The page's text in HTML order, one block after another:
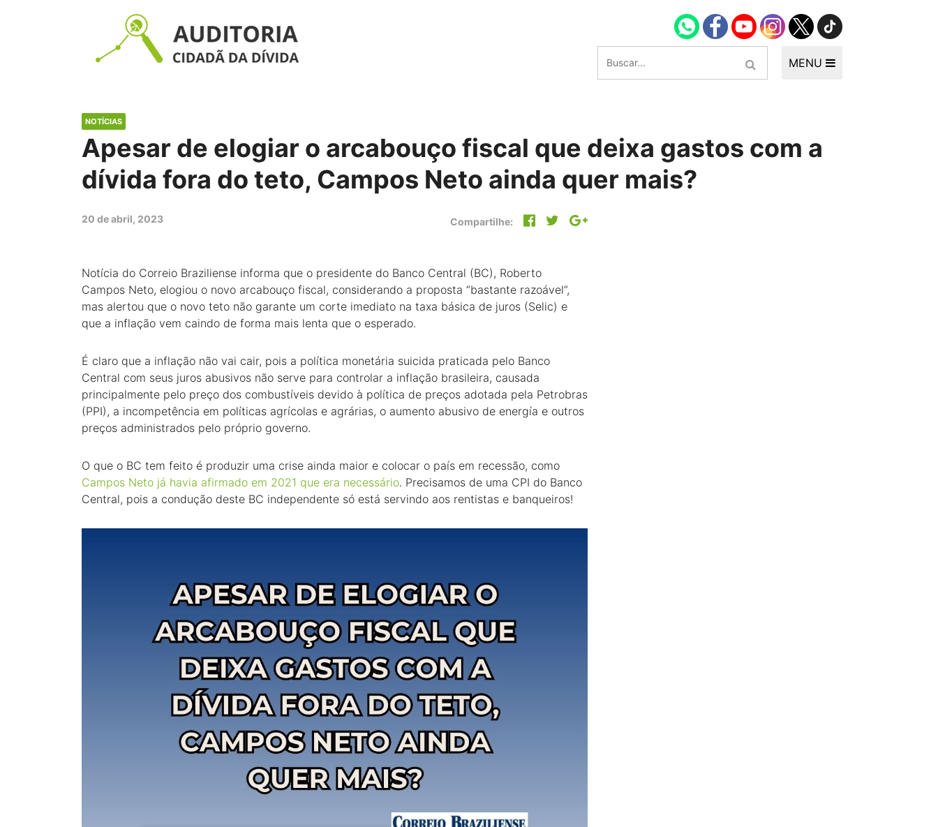
MENU
NOTÍCIAS
Apesar de elogiar o arcabouço fiscal que deixa gastos com a
dívida fora do teto, Campos Neto ainda quer mais?
20 de abril, 2023 Compartilhe:
Notícia do Correio Braziliense informa que o presidente do Banco Central (BC), Roberto
Campos Neto, elogiou o novo arcabouço fiscal, considerando a proposta “bastante razoável”,
mas alertou que o novo teto não garante um corte imediato na taxa básica de juros (Selic) e
que a inflação vem caindo de forma mais lenta que o esperado.
É claro que a inflação não vai cair, pois a política monetária suicida praticada pelo Banco
Central com seus juros abusivos não serve para controlar a inflação brasileira, causada
principalmente pelo preço dos combustíveis devido à política de preços adotada pela Petrobras
(PPI), a incompetência em políticas agrícolas e agrárias, o aumento abusivo de energía e outros
preços administrados pelo próprio governo.
O que o BC tem feito é produzir uma crise ainda maior e colocar o país em recessão, como
Campos Neto já havia afirmado em 2021 que era necessário. Precisamos de uma CPI do Banco
Central, pois a condução deste BC independente só está servindo aos rentistas e banqueiros!